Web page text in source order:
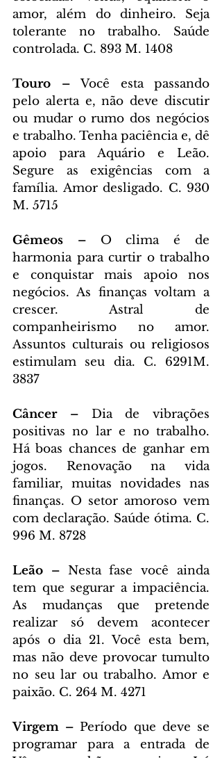
amor, além do dinheiro. Seja
tolerante no trabalho. Saúde
controlada. C. 893 M. 1408
Touro – Você esta passando
pelo alerta e, não deve discutir
ou mudar o rumo dos negócios
e trabalho. Tenha paciência e, dê
apoio para Aquário e Leão.
Segure as exigências com a
família. Amor desligado. C. 930
M. 5715
Gêmeos – O clima é de
harmonia para curtir o trabalho
e conquistar mais apoio nos
negócios. As finanças voltam a
crescer. Astral de
companheirismo no amor.
Assuntos culturais ou religiosos
estimulam seu dia. C. 6291M.
3837
Câncer – Dia de vibrações
positivas no lar e no trabalho.
Há boas chances de ganhar em
jogos. Renovação na vida
familiar, muitas novidades nas
finanças. O setor amoroso vem
com declaração. Saúde ótima. C.
996 M. 8728
Leão – Nesta fase você ainda
tem que segurar a impaciência.
As mudanças que pretende
realizar só devem acontecer
após o dia 21. Você esta bem,
mas não deve provocar tumulto
no seu lar ou trabalho. Amor e
paixão. C. 264 M. 4271
Virgem – Período que deve se
programar para a entrada de